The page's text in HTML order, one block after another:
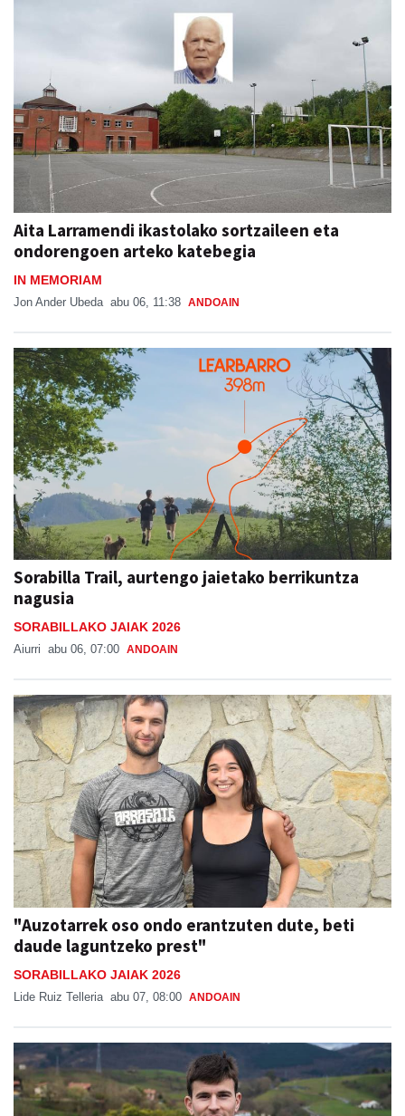
Aita Larramendi ikastolako sortzaileen eta
ondorengoen arteko katebegia
IN MEMORIAM
Jon Ander Ubeda abu 06, 11:38 ANDOAIN
Sorabilla Trail, aurtengo jaietako berrikuntza
nagusia
SORABILLAKO JAIAK 2026
Aiurri abu 06, 07:00 ANDOAIN
"Auzotarrek oso ondo erantzuten dute, beti
daude laguntzeko prest"
SORABILLAKO JAIAK 2026
Lide Ruiz Telleria abu 07, 08:00 ANDOAIN